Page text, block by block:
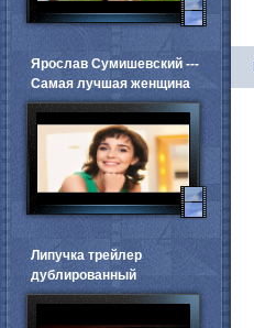
Ярослав Сумишевский ---
Самая лучшая женщина
Липучка трейлер
дублированный